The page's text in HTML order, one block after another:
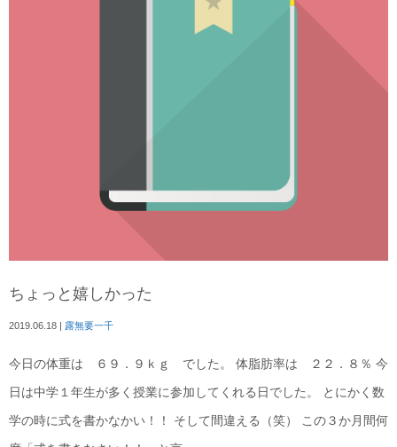
ちょっと嬉しかった
2019.06.18 露無要一千
今日の体重は ６９．９ｋｇ でした。 体脂肪率は ２２．８％ 今
日は中学１年生が多く授業に参加してくれる日でした。 とにかく数
学の時に式を書かなかい！！ そして間違える（笑） この３か月間何